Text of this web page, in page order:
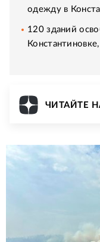
одежду в
120 зданий
ЧИТАЙТЕ